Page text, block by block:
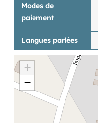
Modes de
paiement
Langues parlées
+
−